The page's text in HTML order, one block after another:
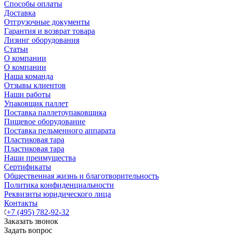
Способы оплаты
Доставка
Отгрузочные документы
Гарантия и возврат товара
Лизинг оборудования
Статьи
О компании
О компании
Наша команда
Отзывы клиентов
Наши работы
Упаковщик паллет
Поставка паллетоупаковщика
Пищевое оборудование
Поставка пельменного аппарата
Пластиковая тара
Пластиковая тара
Наши преимущества
Сертификаты
Общественная жизнь и благотворительность
Политика конфиденциальности
Реквизиты юридического лица
Контакты
+7 (495) 782-92-32
Заказать звонок
Задать вопрос